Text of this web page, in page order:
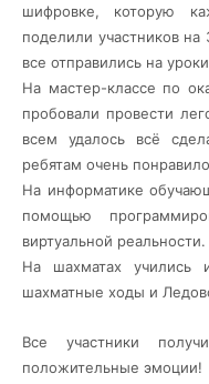
шифровке, которую
поделили участников
все отправились на
На мастер-классе по
пробовали провести
всем удалось всё
ребятам очень
На информатике
помощью
виртуальной реальности.
На шахматах учились
шахматные ходы и
Все участники
положительные эмоции!